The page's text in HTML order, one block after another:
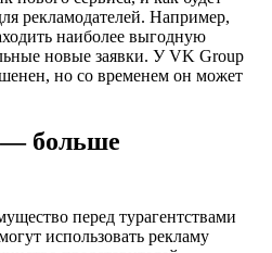
рекламодателей. Например,
наиболее выгодную
новые заявки. У VK Group
но со временем он может
— больше
перед турагентствами
использовать рекламу